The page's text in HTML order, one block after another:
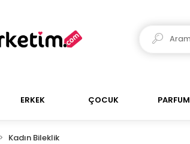
ERKEK ÇOCUK PARFUM
Kadın Bileklik